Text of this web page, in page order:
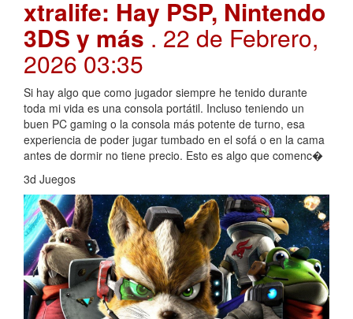
xtralife: Hay PSP, Nintendo
3DS y más. 22 de Febrero,
2026 03:35
Si hay algo que como jugador siempre he tenido durante
toda mi vida es una consola portátil. Incluso teniendo un
buen PC gaming o la consola más potente de turno, esa
experiencia de poder jugar tumbado en el sofá o en la cama
antes de dormir no tiene precio. Esto es algo que comenc�
3d Juegos